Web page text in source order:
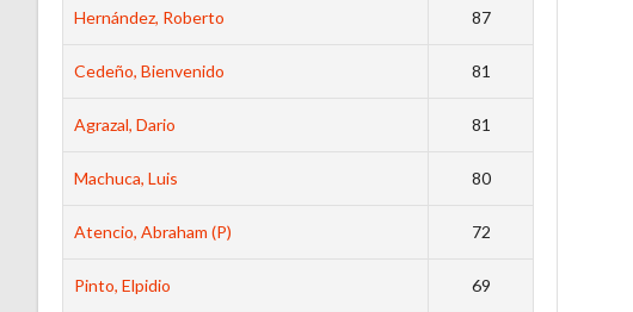
Hernández, Roberto 87
Cedeño, Bienvenido 81
Agrazal, Dario 81
Machuca, Luis 80
Atencio, Abraham (P) 72
Pinto, Elpidio 69